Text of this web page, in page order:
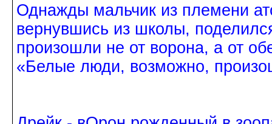
Однажды мальчик из племени
вернувшись из школы,
произошли не от ворона, а от
«Белые люди, возможно,